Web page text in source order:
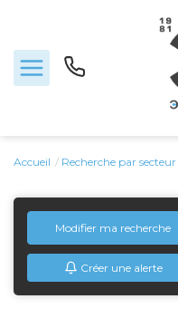
Nous rejoindre
Locations
Accueil Recherche par secteur
Modifier ma recherche
Créer une alerte